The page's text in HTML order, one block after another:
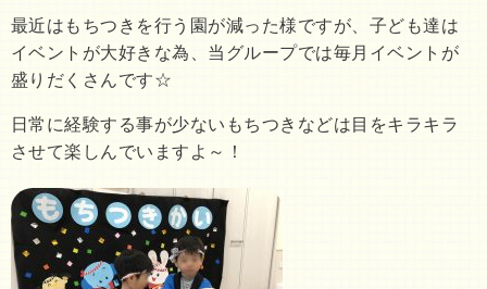
最近はもちつきを行う園が減った様ですが、子ども達は
イベントが大好きな為、当グループでは毎月イベントが
盛りだくさんです☆
日常に経験する事が少ないもちつきなどは目をキラキラ
させて楽しんでいますよ～！